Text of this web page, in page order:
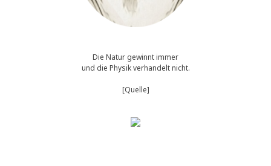
Die Natur gewinnt immer
und die Physik verhandelt nicht.
[Quelle]